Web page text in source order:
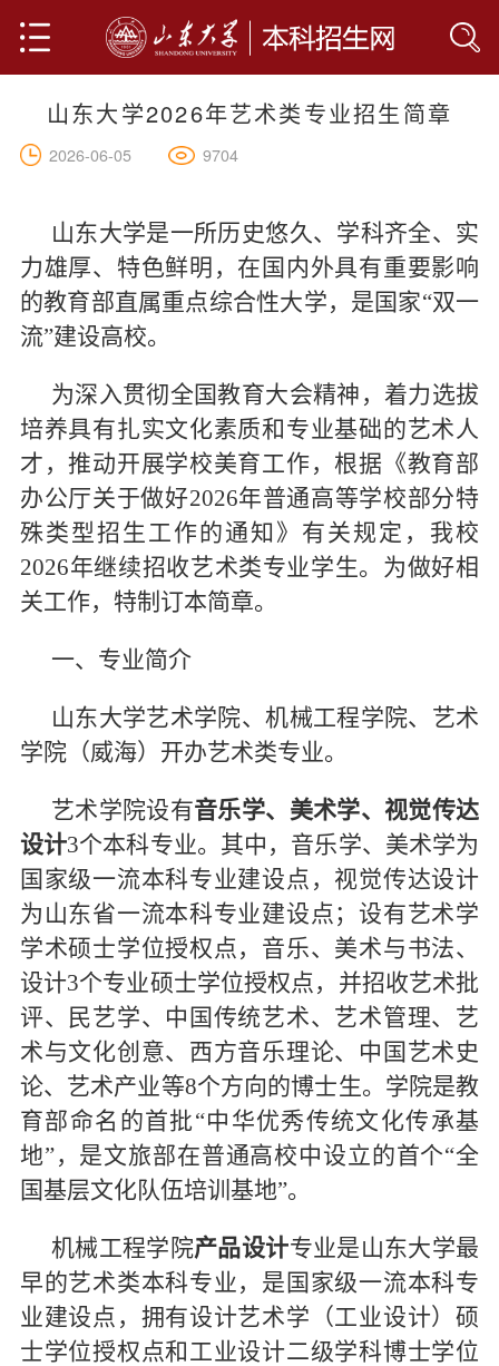
首页
学院设置
专业介绍
全部
人文科学
社会科学
基础科学
信息科学
工程科学
人才培养
网上报名
联系我们
山东大学2026年艺术类专业招生简章
2026-06-05 9704
山东大学是一所历史悠久、学科齐全、实
力雄厚、特色鲜明，在国内外具有重要影响
的教育部直属重点综合性大学，是国家“双一
流”建设高校。
为深入贯彻全国教育大会精神，着力选拔
培养具有扎实文化素质和专业基础的艺术人
才，推动开展学校美育工作，根据《教育部
办公厅关于做好2026年普通高等学校部分特
殊类型招生工作的通知》有关规定，我校
2026年继续招收艺术类专业学生。为做好相
关工作，特制订本简章。
一、专业简介
山东大学艺术学院、机械工程学院、艺术
学院（威海）开办艺术类专业。
艺术学院设有音乐学、美术学、视觉传达
设计3个本科专业。其中，音乐学、美术学为
国家级一流本科专业建设点，视觉传达设计
为山东省一流本科专业建设点；设有艺术学
学术硕士学位授权点，音乐、美术与书法、
设计3个专业硕士学位授权点，并招收艺术批
评、民艺学、中国传统艺术、艺术管理、艺
术与文化创意、西方音乐理论、中国艺术史
论、艺术产业等8个方向的博士生。学院是教
育部命名的首批“中华优秀传统文化传承基
地”，是文旅部在普通高校中设立的首个“全
国基层文化队伍培训基地”。
机械工程学院产品设计专业是山东大学最
早的艺术类本科专业，是国家级一流本科专
业建设点，拥有设计艺术学（工业设计）硕
士学位授权点和工业设计二级学科博士学位